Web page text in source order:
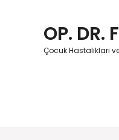
OP. DR.
Çocuk Hastalıkları